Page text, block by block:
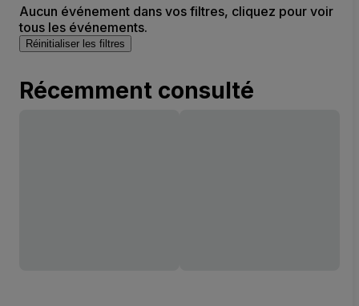
Aucun événement dans vos filtres, cliquez pour voir
tous les événements.
Réinitialiser les filtres
Récemment consulté